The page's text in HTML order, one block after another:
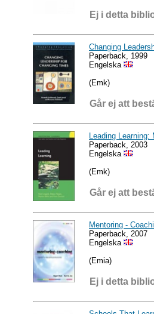
Ej i detta
Changing
Paperback, 1999
Engelska
(Emk)
Går ej att
Leading
Paperback, 2003
Engelska
(Emk)
Går ej att
Mentoring -
Paperback, 2007
Engelska
(Emia)
Ej i detta